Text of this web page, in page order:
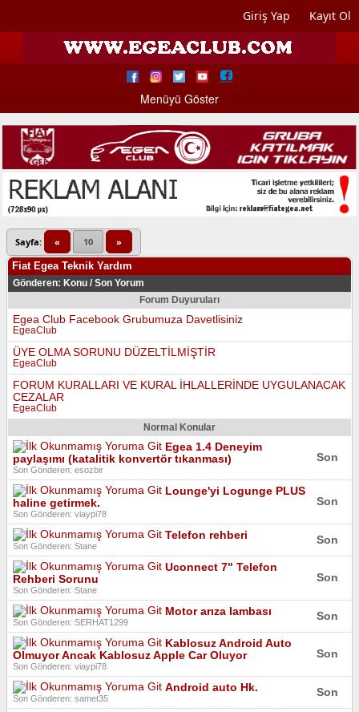
Giriş Yap Kayıt Ol
Menüyü Göster
Sayfa: « 10
»
Fiat Egea Teknik Yardım
Gönderen: Konu / Son Yorum
Forum Duyuruları
Egea Club Facebook Grubumuza Davetlisiniz
EgeaClub
ÜYE OLMA SORUNU DÜZELTİLMİŞTİR
EgeaClub
FORUM KURALLARI VE KURAL İHLALLERİNDE UYGULANACAK
CEZALAR
EgeaClub
Normal Konular
Egea 1.4 Deneyim
paylaşımı (katalitik konvertör tıkanması)
Son Gönderen: esozbir
Son
Lounge'yi Logunge PLUS
haline getirmek.
Son Gönderen: viaypi78
Son
Telefon rehberi
Son Gönderen: Stane
Son
Uconnect 7" Telefon
Rehberi Sorunu
Son Gönderen: Stane
Son
Motor arıza lambası
Son Gönderen: SERHAT1299
Son
Kablosuz Android Auto
Olmuyor Ancak Kablosuz Apple Car Oluyor
Son Gönderen: viaypi78
Son
Android auto Hk.
Son Gönderen: samet35
Son